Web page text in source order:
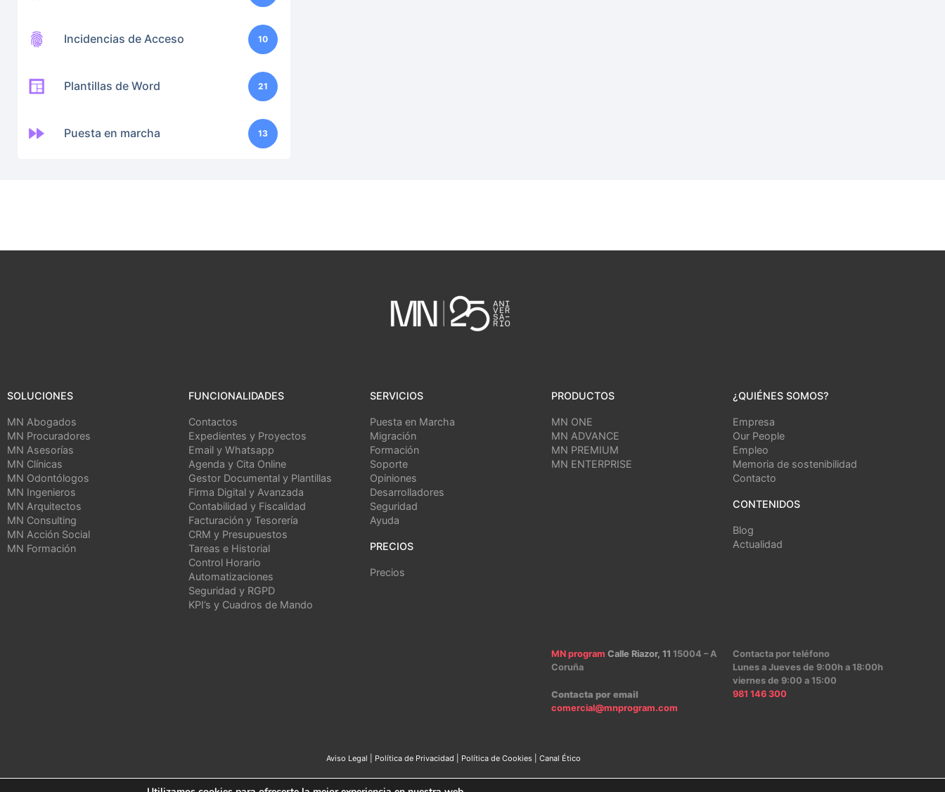
Incidencias de Acceso 10
Plantillas de Word 21
Puesta en marcha 13
SOLUCIONES
MN Abogados
MN Procuradores
MN Asesorías
MN Clínicas
MN Odontólogos
MN Ingenieros
MN Arquitectos
MN Consulting
MN Acción Social
MN Formación
FUNCIONALIDADES
Contactos
Expedientes y Proyectos
Email y Whatsapp
Agenda y Cita Online
Gestor Documental y Plantillas
Firma Digital y Avanzada
Contabilidad y Fiscalidad
Facturación y Tesorería
CRM y Presupuestos
Tareas e Historial
Control Horario
Automatizaciones
Seguridad y RGPD
KPI’s y Cuadros de Mando
SERVICIOS
Puesta en Marcha
Migración
Formación
Soporte
Opiniones
Desarrolladores
Seguridad
Ayuda
PRECIOS
Precios
PRODUCTOS
MN ONE
MN ADVANCE
MN PREMIUM
MN ENTERPRISE
¿QUIÉNES SOMOS?
Empresa
Our People
Empleo
Memoria de sostenibilidad
Contacto
CONTENIDOS
Blog
Actualidad
MN program Calle Riazor, 11 15004 – A
Coruña
Contacta por email
comercial@mnprogram.com
Contacta por teléfono
Lunes a Jueves de 9:00h a 18:00h
viernes de 9:00 a 15:00
981 146 300
Aviso Legal Política de Privacidad Política de Cookies Canal Ético
2024 – MN program Software